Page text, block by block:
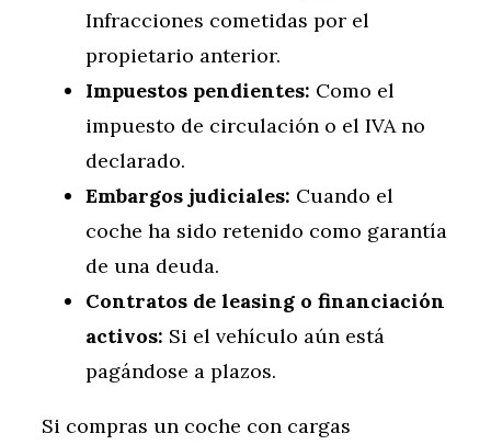
Infracciones cometidas por el
propietario anterior.
Impuestos pendientes: Como el
impuesto de circulación o el IVA no
declarado.
Embargos judiciales: Cuando el
coche ha sido retenido como garantía
de una deuda.
Contratos de leasing o financiación
activos: Si el vehículo aún está
pagándose a plazos.
Si compras un coche con cargas